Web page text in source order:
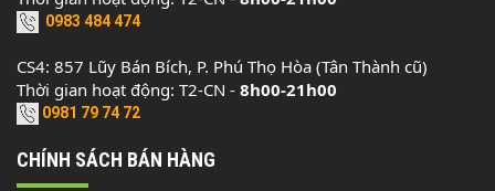
0983 484 474
CS4: 857 Lũy Bán Bích, P. Phú Thọ Hòa (Tân Thành cũ)
Thời gian hoạt động: T2-CN - 8h00-21h00
0981 79 74 72
CHÍNH SÁCH BÁN HÀNG